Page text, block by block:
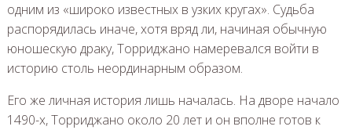
одним из «широко известных в узких кругах». Судьба
распорядилась иначе, хотя вряд ли, начиная обычную
юношескую драку, Торриджано намеревался войти в
историю столь неординарным образом.
Его же личная история лишь началась. На дворе начало
1490-х, Торриджано около 20 лет и он вполне готов к